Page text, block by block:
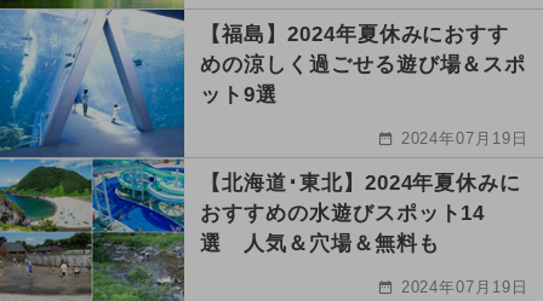
【福島】2024年夏休みにおすす
めの涼しく過ごせる遊び場＆スポ
ット9選
2024年07月19日
【北海道･東北】2024年夏休みに
おすすめの水遊びスポット14
選 人気＆穴場＆無料も
2024年07月19日